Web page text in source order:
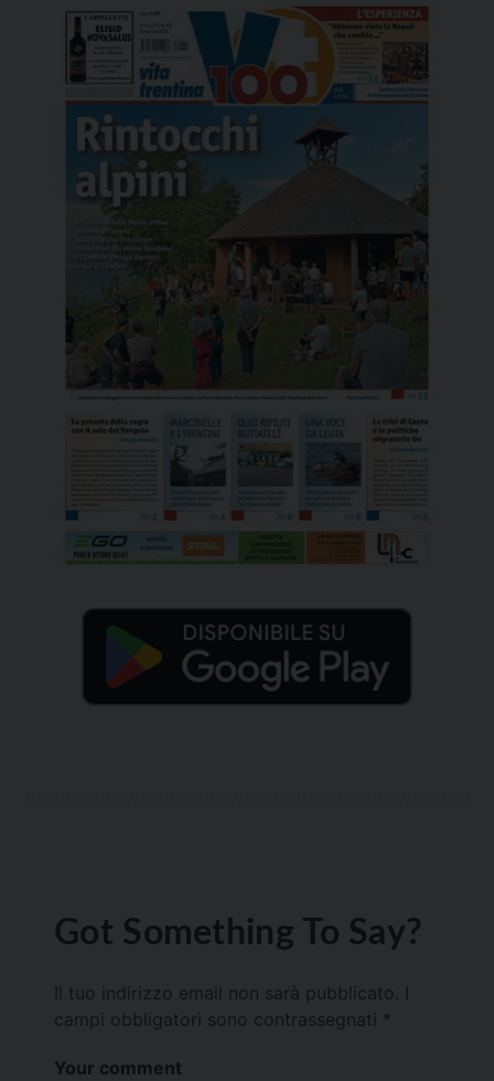
Got Something To Say?
Il tuo indirizzo email non sarà pubblicato.
campi obbligatori sono contrassegnati *
Your comment